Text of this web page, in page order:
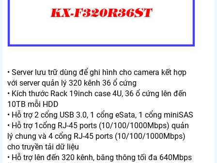
• Server lưu trữ dùng để ghi hình cho camera kết hợp
với server quản lý 320 kênh 36 ổ cứng
• Kích thước Rack 19inch case 4U, 36 ổ cứng lên đến
10TB mỗi HDD
• Hỗ trợ 2 cổng USB 3.0, 1 cổng eSata, 1 cổng miniSAS
• Hỗ trợ 1cổng RJ-45 ports (10/100/1000Mbps) quản
lý chung và 4 cổng RJ-45 ports (10/100/1000Mbps)
cho truyền tải dữ liệu
• Hỗ trợ lên đến 320 kênh, băng thông tối đa 640Mbps